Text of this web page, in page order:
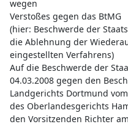
wegen
Verstoßes gegen das BtMG
(hier: Beschwerde der
die Ablehnung der
eingestellten Verfahrens)
Auf die Beschwerde der
04.03.2008 gegen den
Landgerichts Dortmund
des Oberlandesgerichts
den Vorsitzenden Richter